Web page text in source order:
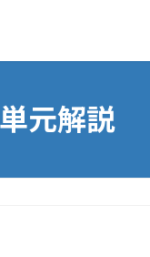
元解説